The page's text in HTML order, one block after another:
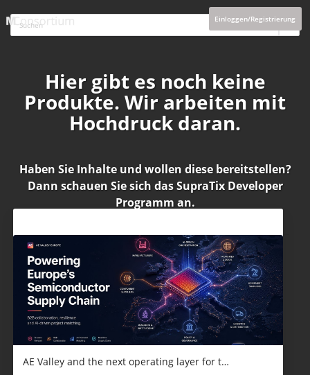
Einloggen/Registrierung
Hier gibt es noch keine
Produkte. Wir arbeiten mit
Hochdruck daran.
Haben Sie Inhalte und wollen diese bereitstellen?
Dann schauen Sie sich dasSupraTix Developer
Programm an.
AE Valley and the next operating layer for t…